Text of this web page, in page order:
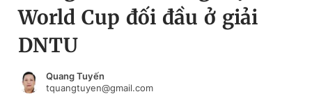
Chuyên mục khác
Chào ngày mới
Tin thị trường
World Cup đối đầu ở giải
DNTU
Quang Tuyến
tquangtuyen@gmail.com